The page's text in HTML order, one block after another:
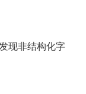
现非结构化字